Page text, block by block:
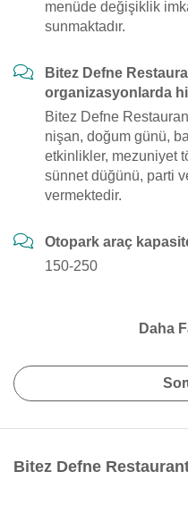
menüde değişiklik
sunmaktadır.
Bitez Defne
organizasyonlarda
Bitez Defne
nişan, doğum günü,
etkinlikler, mezuniyet
sünnet düğünü, parti
vermektedir.
Otopark araç
150-250
Daha
Bitez Defne